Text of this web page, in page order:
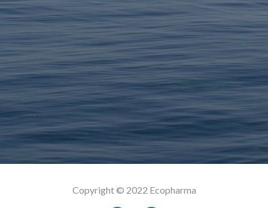
Copyright © 2022 Ecopharma